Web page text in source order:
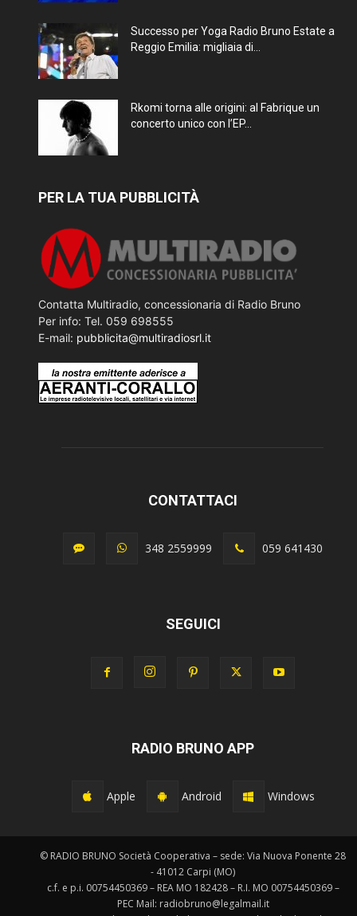
Successo per Yoga Radio Bruno Estate a
Reggio Emilia: migliaia di...
Rkomi torna alle origini: al Fabrique un
concerto unico con l’EP...
PER LA TUA PUBBLICITÀ
Contatta Multiradio, concessionaria di Radio Bruno
Per info: Tel. 059 698555
E-mail: pubblicita@multiradiosrl.it
CONTATTACI
348 2559999 059 641430
SEGUICI
RADIO BRUNO APP
Apple Android Windows
© RADIO BRUNO Società Cooperativa – sede: Via Nuova Ponente 28
- 41012 Carpi (MO)
c.f. e p.i. 00754450369 – REA MO 182428 – R.I. MO 00754450369 –
PEC Mail: radiobruno@legalmail.it